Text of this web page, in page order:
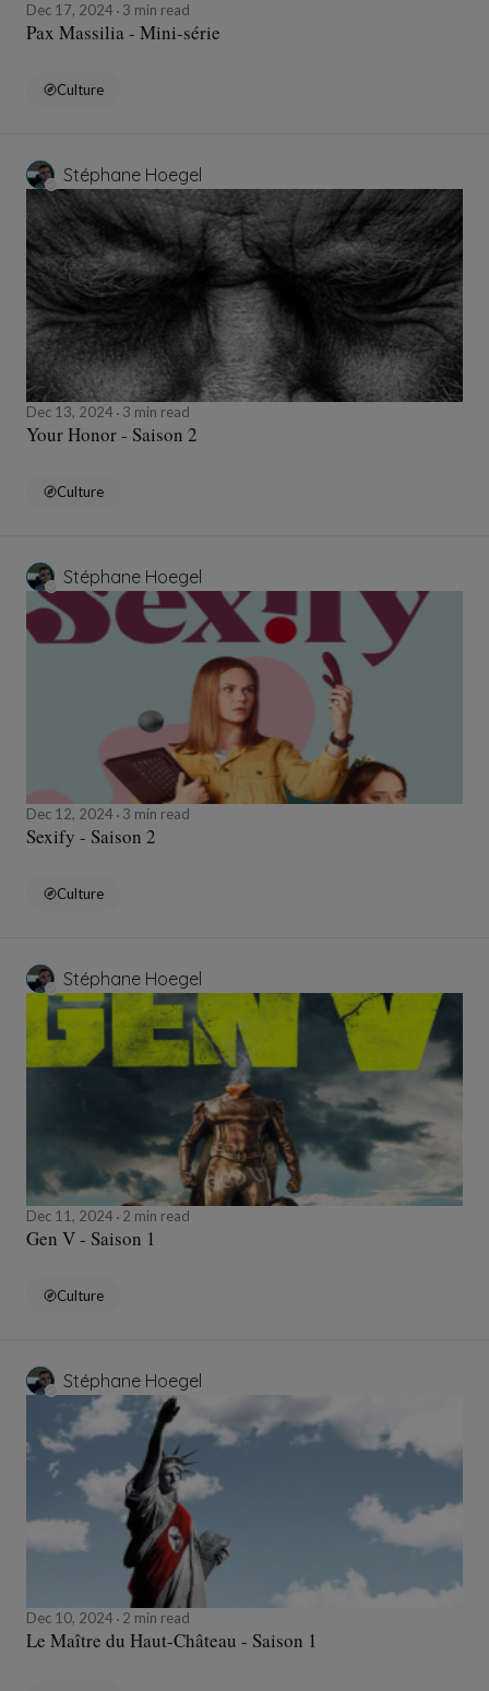
Dec 17, 2024 3 min read
Pax Massilia - Mini-série
Culture
Stéphane Hoegel
Dec 13, 2024 3 min read
Your Honor - Saison 2
Culture
Stéphane Hoegel
Dec 12, 2024 3 min read
Sexify - Saison 2
Culture
Stéphane Hoegel
Dec 11, 2024 2 min read
Gen V - Saison 1
Culture
Stéphane Hoegel
Dec 10, 2024 2 min read
Le Maître du Haut-Château - Saison 1